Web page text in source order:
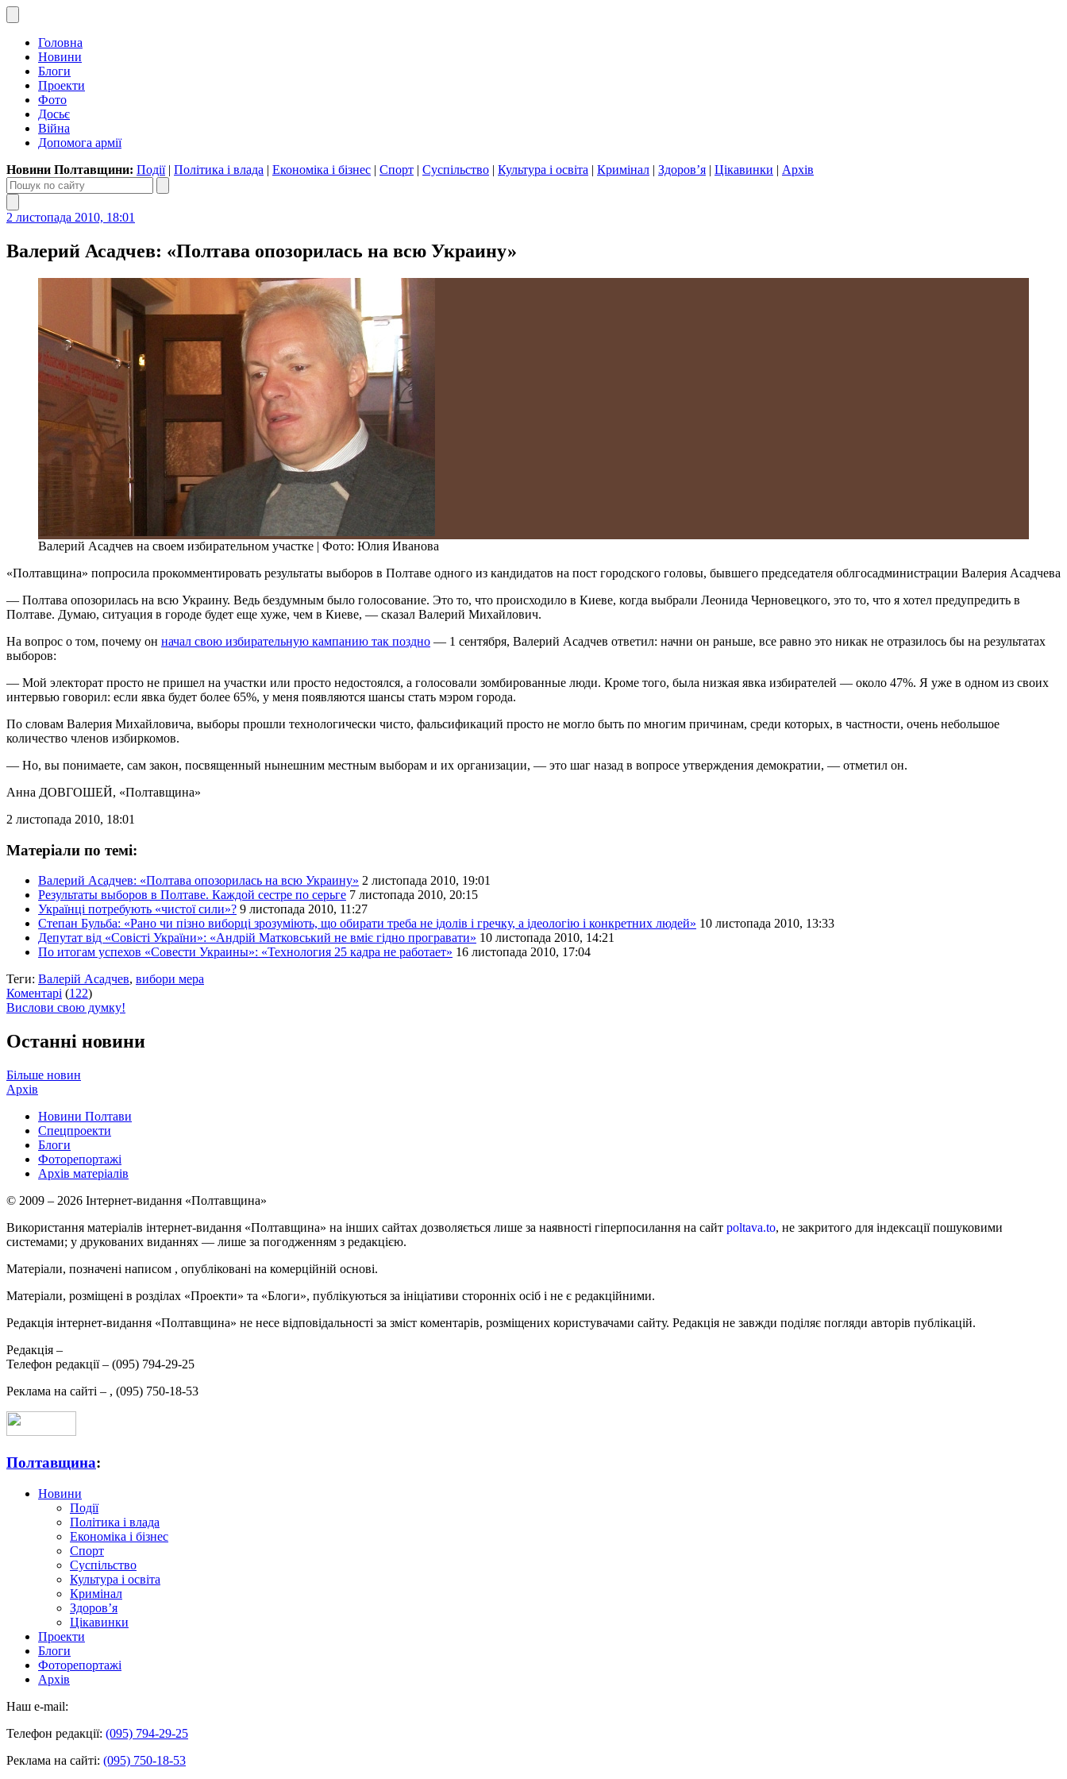
Головна
Новини
Блоги
Проекти
Фото
Досьє
Війна
Допомога армії
Новини Полтавщини: Події| Політика і влада | Економіка і бізнес | Спорт | Суспільство | Культура і освіта | Кримінал | Здоров’я | Цікавинки | Архів
2 листопада 2010, 18:01
Валерий Асадчев: «Полтава опозорилась на всю Украину»
Валерий Асадчев на своем избирательном участке | Фото: Юлия Иванова
«Полтавщина» попросила прокомментировать результаты выборов в Полтаве одного из кандидатов на пост городского головы, бывшего председателя облгосадминистрации Валерия Асадчева
— Полтава опозорилась на всю Украину. Ведь бездумным было голосование. Это то, что происходило в Киеве, когда выбрали Леонида Черновецкого, это то, что я хотел предупредить в
Полтаве. Думаю, ситуация в городе будет еще хуже, чем в Киеве, — сказал Валерий Михайлович.
На вопрос о том, почему он начал свою избирательную кампанию так поздно — 1 сентября, Валерий Асадчев ответил: начни он раньше, все равно это никак не отразилось бы на результатах
выборов:
— Мой электорат просто не пришел на участки или просто недостоялся, а голосовали зомбированные люди. Кроме того, была низкая явка избирателей — около 47%. Я уже в одном из своих
интервью говорил: если явка будет более 65%, у меня появляются шансы стать мэром города.
По словам Валерия Михайловича, выборы прошли технологически чисто, фальсификаций просто не могло быть по многим причинам, среди которых, в частности, очень небольшое
количество членов избиркомов.
— Но, вы понимаете, сам закон, посвященный нынешним местным выборам и их организации, — это шаг назад в вопросе утверждения демократии, — отметил он.
Анна ДОВГОШЕЙ, «Полтавщина»
2 листопада 2010, 18:01
Матеріали по темі:
Валерий Асадчев: «Полтава опозорилась на всю Украину» 2 листопада 2010, 19:01
Результаты выборов в Полтаве. Каждой сестре по серьге 7 листопада 2010, 20:15
Українці потребують «чистої сили»? 9 листопада 2010, 11:27
Степан Бульба: «Рано чи пізно виборці зрозуміють, що обирати треба не ідолів і гречку, а ідеологію і конкретних людей» 10 листопада 2010, 13:33
Депутат від «Совісті України»: «Андрій Матковський не вміє гідно програвати» 10 листопада 2010, 14:21
По итогам успехов «Совести Украины»: «Технология 25 кадра не работает» 16 листопада 2010, 17:04
Теги: Валерій Асадчев, вибори мера
Коментарі (122)
Вислови свою думку!
Останні новини
Більше новин
Архів
Новини Полтави
Спецпроекти
Блоги
Фоторепортажі
Архів матеріалів
© 2009 – 2026 Інтернет-видання «Полтавщина»
Використання матеріалів інтернет-видання «Полтавщина» на інших сайтах дозволяється лише за наявності гіперпосилання на сайт poltava.to, не закритого для індексації пошуковими
системами; у друкованих виданнях — лише за погодженням з редакцією.
Матеріали, позначені написом , опубліковані на комерційній основі.
Матеріали, розміщені в розділах «Проекти» та «Блоги», публікуються за ініціативи сторонніх осіб і не є редакційними.
Редакція інтернет-видання «Полтавщина» не несе відповідальності за зміст коментарів, розміщених користувачами сайту. Редакція не завжди поділяє погляди авторів публікацій.
Редакція –
Телефон редакції – (095) 794-29-25
Реклама на сайті – , (095) 750-18-53
Полтавщина:
Новини
Події
Політика і влада
Економіка і бізнес
Спорт
Суспільство
Культура і освіта
Кримінал
Здоров’я
Цікавинки
Проекти
Блоги
Фоторепортажі
Архів
Наш e-mail:
Телефон редакції: (095) 794-29-25
Реклама на сайті: (095) 750-18-53